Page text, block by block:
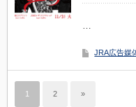
…
JRA広告媒
1 2 »